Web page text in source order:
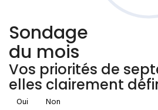
Sondage
du mois
Vos priorités de
elles clairement
Oui Non